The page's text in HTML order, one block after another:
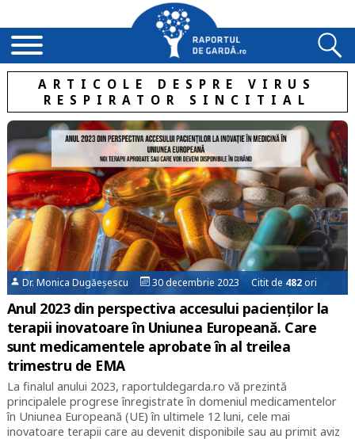
ARTICOLE DESPRE VIRUS
RESPIRATOR SINCITIAL
Dr. Monica Dugăeșescu 30 decembrie 2023 Citit de 482ori
Anul 2023 din perspectiva accesului pacienţilor la
terapii inovatoare în Uniunea Europeană. Care
sunt medicamentele aprobate în al treilea
trimestru de EMA
La finalul anului 2023, raportuldegarda.ro vă prezintă
principalele progrese înregistrate în domeniul medicamentelor
în Uniunea Europeană (UE) în ultimele 12 luni, cele mai
inovatoare terapii care au devenit disponibile sau au primit aviz